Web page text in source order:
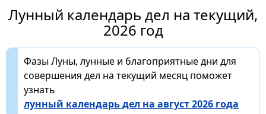
Лунный календарь дел на текущий,
2026 год
Фазы Луны, лунные и благоприятные дни для
совершения дел на текущий месяц поможет
узнать
лунный календарь дел на август 2026 года